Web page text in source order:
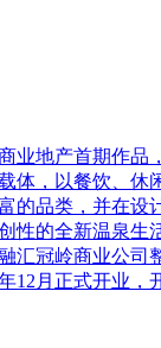
业地产首期作品
体，以餐饮、休
的品类，并在设
性的全新温泉生
汇冠岭商业公司
12月正式开业，